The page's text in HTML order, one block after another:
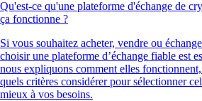
Qu'est-ce qu'une plateforme d'échange de
ça fonctionne ?
Si vous souhaitez acheter, vendre ou
choisir une plateforme d’échange fiable est
nous expliquons comment elles
quels critères considérer pour sélectionner
mieux à vos besoins.